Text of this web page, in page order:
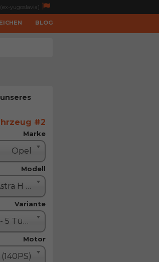
yugoslavia)
BLOG
#2
Marke
Opel
Modell
2007 Opel Astra (Astra H restyle)
Variante
Astra (Schrägheck - 5 Türe)
Motor